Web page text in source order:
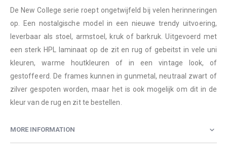
De New College serie roept ongetwijfeld bij velen herinneringen
op. Een nostalgische model in een nieuwe trendy uitvoering,
leverbaar als stoel, armstoel, kruk of barkruk. Uitgevoerd met
een sterk HPL laminaat op de zit en rug of gebeitst in vele uni
kleuren, warme houtkleuren of in een vintage look, of
gestoffeerd. De frames kunnen in gunmetal, neutraal zwart of
zilver gespoten worden, maar het is ook mogelijk om dit in de
kleur van de rug en zit te bestellen.
MORE INFORMATION